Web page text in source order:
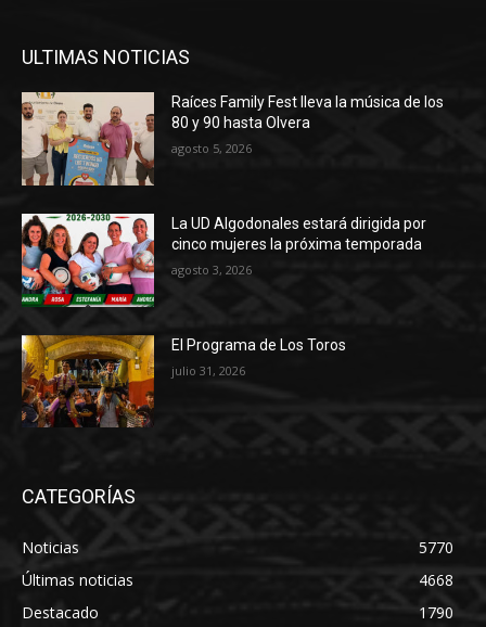
ULTIMAS NOTICIAS
Raíces Family Fest lleva la música de los
80 y 90 hasta Olvera
agosto 5, 2026
La UD Algodonales estará dirigida por
cinco mujeres la próxima temporada
agosto 3, 2026
El Programa de Los Toros
julio 31, 2026
CATEGORÍAS
Noticias
5770
Últimas noticias
4668
Destacado
1790